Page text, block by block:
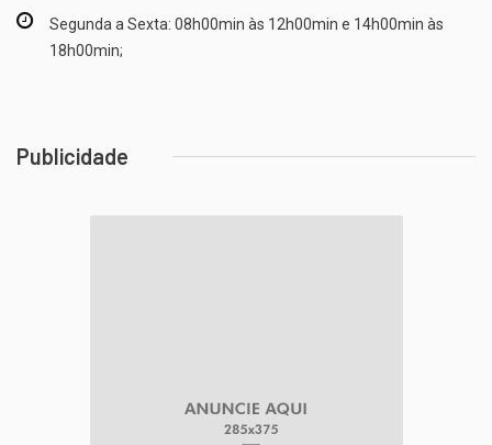
Segunda a Sexta: 08h00min às 12h00min e 14h00min às
18h00min;
Publicidade